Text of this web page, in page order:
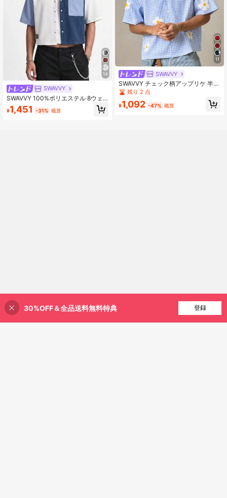
14
SWAVVY
SWAVVY 100%ポリエステル 8ウェ
ールコーデュロイ 三色 メンズ半袖シ
ャツ
¥1,451 -31% 概算
11
SWAVVY
SWAVVY チェック柄アップリケ 半袖
シャツ メンズ、春夏用
残り 2 点
¥1,092 -47% 概算
50% 割引！ 買い物かごに追加
30%OFF＆全品送料無料特典 登録